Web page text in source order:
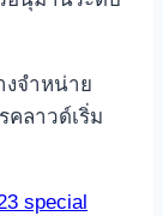
งจำหน่าย
คลาวด์เริ่ม
special